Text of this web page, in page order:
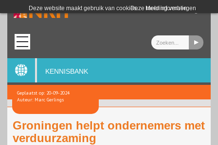
Deze website maakt gebruik van cookies. Meer informatie
Deze melding verbergen
Login
KENNISBANK
Geplaatst op: 20-09-2024
Auteur: Marc Gerlings
Groningen helpt ondernemers met
verduurzaming